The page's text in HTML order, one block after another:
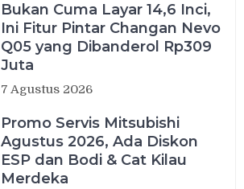
Bukan Cuma Layar 14,6 Inci,
Ini Fitur Pintar Changan Nevo
Q05 yang Dibanderol Rp309
Juta
7 Agustus 2026
Promo Servis Mitsubishi
Agustus 2026, Ada Diskon
ESP dan Bodi & Cat Kilau
Merdeka